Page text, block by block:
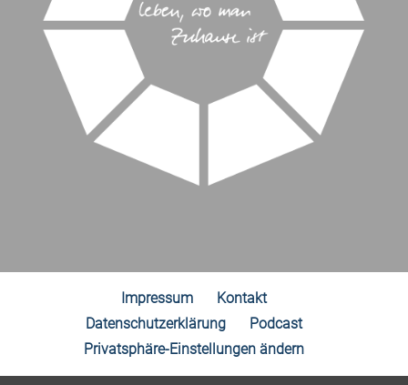
Impressum
Kontakt
Datenschutzerklärung
Podcast
Privatsphäre-Einstellungen ändern